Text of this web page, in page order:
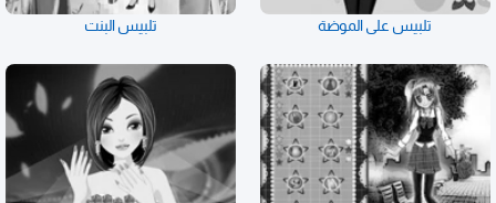
تلبيس على الموضة تلبيس البنت